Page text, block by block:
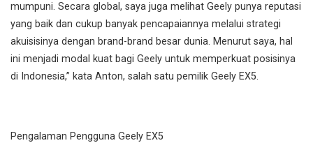
mumpuni. Secara global, saya juga melihat Geely punya reputasi
yang baik dan cukup banyak pencapaiannya melalui strategi
akuisisinya dengan brand-brand besar dunia. Menurut saya, hal
ini menjadi modal kuat bagi Geely untuk memperkuat posisinya
di Indonesia,” kata Anton, salah satu pemilik Geely EX5.
Pengalaman Pengguna Geely EX5